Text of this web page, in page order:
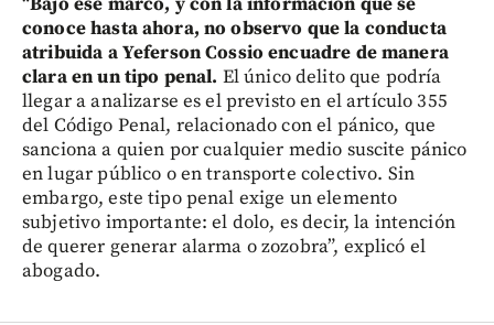
conoce hasta ahora, no observo que la conducta
atribuida a Yeferson Cossio encuadre de manera
clara en un tipo penal. El único delito que podría
llegar a analizarse es el previsto en el artículo 355
del Código Penal, relacionado con el pánico, que
sanciona a quien por cualquier medio suscite pánico
en lugar público o en transporte colectivo. Sin
embargo, este tipo penal exige un elemento
subjetivo importante: el dolo, es decir, la intención
de querer generar alarma o zozobra”, explicó el
abogado.